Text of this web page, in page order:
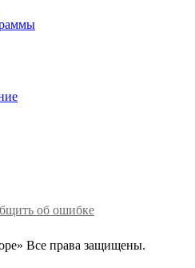
об ошибке
Все права защищены.